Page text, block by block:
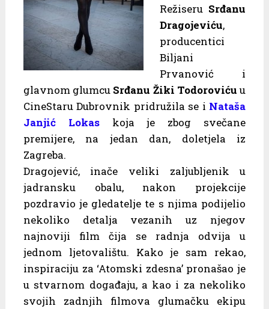
Režiseru Srđanu
Dragojeviću,
producentici
Biljani
Prvanović i
glavnom glumcu Srđanu Žiki Todoroviću u
CineStaru Dubrovnik pridružila se i Nataša
Janjić Lokaskoja je zbog svečane
premijere, na jedan dan, doletjela iz
Zagreba.
Dragojević, inače veliki zaljubljenik u
jadransku obalu, nakon projekcije
pozdravio je gledatelje te s njima podijelio
nekoliko detalja vezanih uz njegov
najnoviji film čija se radnja odvija u
jednom ljetovalištu. Kako je sam rekao,
inspiraciju za ‘Atomski zdesna’ pronašao je
u stvarnom događaju, a kao i za nekoliko
svojih zadnjih filmova glumačku ekipu